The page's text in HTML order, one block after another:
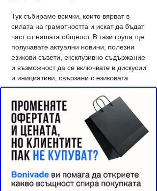
Тук събираме всички, които вярват в
силата на грамотността и искат да бъдат
част от нашата общност. В тази група ще
получавате актуални новини, полезни
езикови съвети, ексклузивно съдържание
и възможност да се включвате в дискусии
и инициативи, свързани с езиковата
култура.
Няма значение дали сте филолог,
любител на словото или просто човек,
който цени добрата комуникация –
вашето място е тук.
💡 Какво ви очаква?
✔ Достъп до ексклузивни материали и
съвети
✔ Първи да научавате за нови
Реклама от Bonivade.com